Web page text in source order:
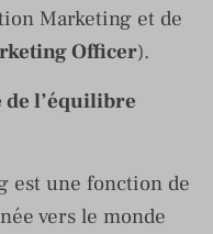
Marketing et de
Officer).
de l’équilibre
est une fonction de
vers le monde